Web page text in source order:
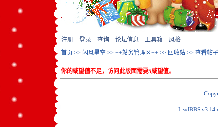
注册 登录 查询 论坛信息 工具箱
风格
首页 >> 闪风星空 >> ++站务管理区++ >> 回收站 >> 查看帖子
你的威望值不足，访问此版面需要5威望值。
LeadBBS v3.14